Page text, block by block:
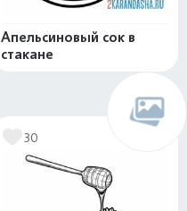
Апельсиновый сок в
стакане
30